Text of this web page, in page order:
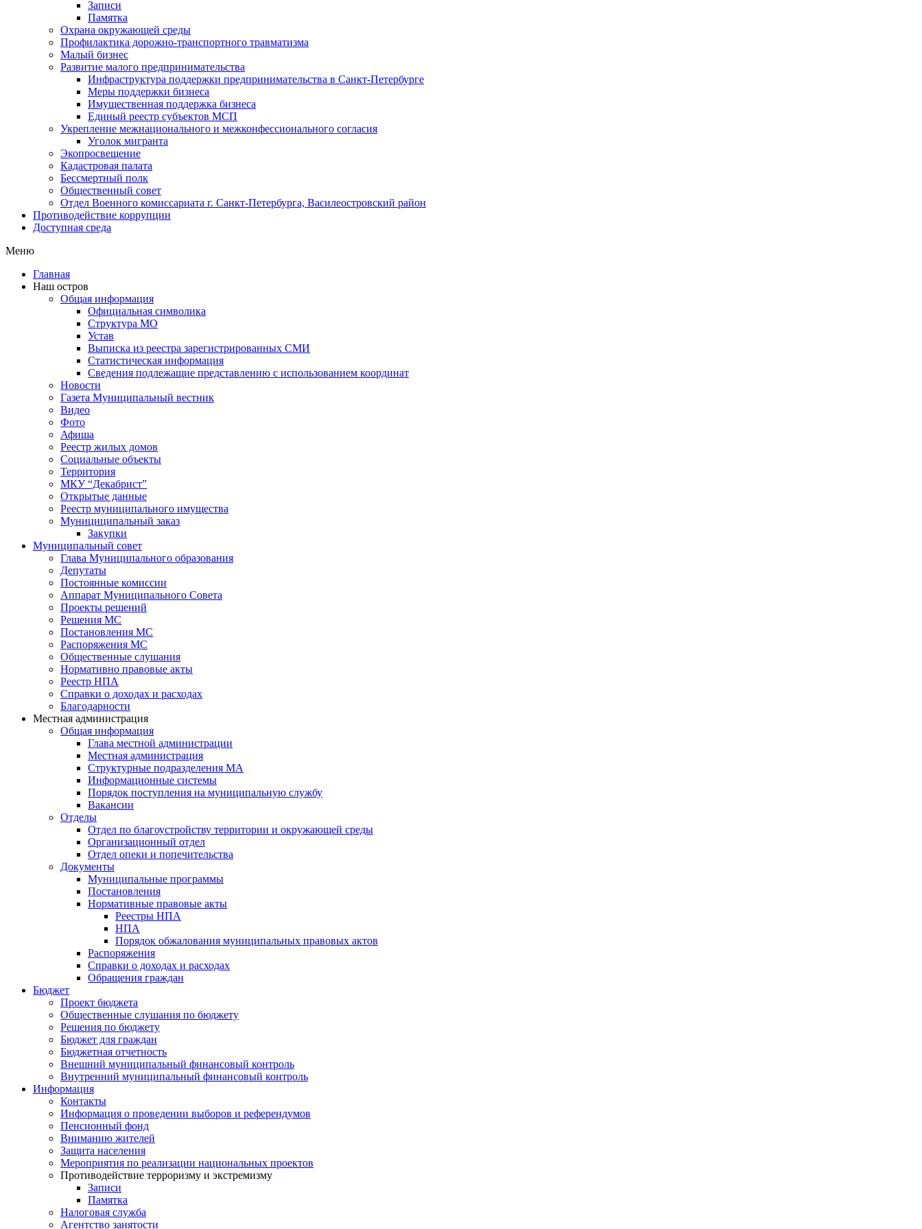
Записи
Памятка
Охрана окружающей среды
Профилактика дорожно-транспортного травматизма
Малый бизнес
Развитие малого предпринимательства
Инфраструктура поддержки предпринимательства в Санкт-Петербурге
Меры поддержки бизнеса
Имущественная поддержка бизнеса
Единый реестр субъектов МСП
Укрепление межнационального и межконфессионального согласия
Уголок мигранта
Экопросвещение
Кадастровая палата
Бессмертный полк
Общественный совет
Отдел Военного комиссариата г. Санкт-Петербурга, Василеостровский район
Противодействие коррупции
Доступная среда
Меню
Главная
Наш остров
Общая информация
Официальная символика
Структура МО
Устав
Выписка из реестра зарегистрированных СМИ
Статистическая информация
Сведения подлежащие представлению с использованием координат
Новости
Газета Муниципальный вестник
Видео
Фото
Афиша
Реестр жилых домов
Социальные объекты
Территория
МКУ “Декабрист”
Открытые данные
Реестр муниципального имущества
Мунициципальный заказ
Закупки
Муниципальный совет
Глава Муниципального образования
Депутаты
Постоянные комиссии
Аппарат Муниципального Совета
Проекты решений
Решения МС
Постановления МС
Распоряжения МС
Общественные слушания
Нормативно правовые акты
Реестр НПА
Справки о доходах и расходах
Благодарности
Местная администрация
Общая информация
Глава местной администрации
Местная администрация
Структурные подразделения МА
Информационные системы
Порядок поступления на муниципальную службу
Вакансии
Отделы
Отдел по благоустройству территории и окружающей среды
Организационный отдел
Отдел опеки и попечительства
Документы
Муниципальные программы
Постановления
Нормативные правовые акты
Реестры НПА
НПА
Порядок обжалования муниципальных правовых актов
Распоряжения
Справки о доходах и расходах
Обращения граждан
Бюджет
Проект бюджета
Общественные слушания по бюджету
Решения по бюджету
Бюджет для граждан
Бюджетная отчетность
Внешний муниципальный финансовый контроль
Внутренний муниципальный финансовый контроль
Информация
Контакты
Информация о проведении выборов и референдумов
Пенсионный фонд
Вниманию жителей
Защита населения
Мероприятия по реализации национальных проектов
Противодействие терроризму и экстремизму
Записи
Памятка
Налоговая служба
Агентство занятости